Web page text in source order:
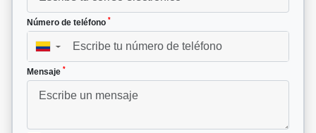
Número de teléfono *
▼
Mensaje *